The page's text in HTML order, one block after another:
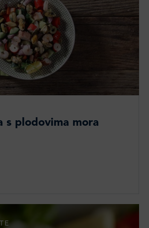
s plodovima mora